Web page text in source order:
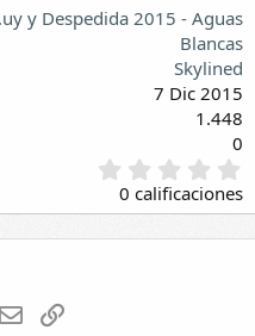
y Despedida 2015 - Aguas
Blancas
Skylined
7 Dic 2015
1.448
0
,
0
0
0 calificaciones
E-mail